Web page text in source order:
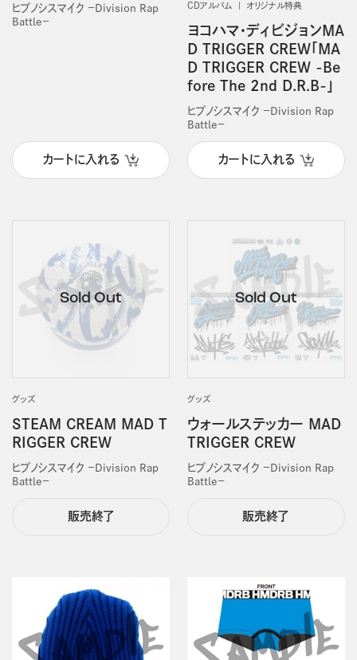
ヒプノシスマイク －Division Rap
Battle－
カートに入れる
CDアルバム オリジナル特典
ヨコハマ・ディビジョンMA
D TRIGGER CREW「MA
D TRIGGER CREW -Be
fore The 2nd D.R.B-」
ヒプノシスマイク －Division Rap
Battle－
カートに入れる
グッズ
STEAM CREAM MAD T
RIGGER CREW
ヒプノシスマイク －Division Rap
Battle－
販売終了
グッズ
ウォールステッカー MAD
TRIGGER CREW
ヒプノシスマイク －Division Rap
Battle－
販売終了